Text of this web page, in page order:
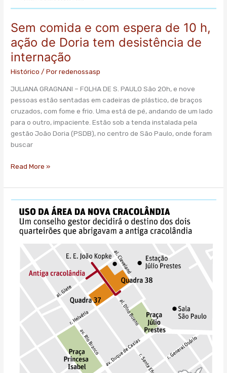
Sem comida e com espera de 10 h,
ação de Doria tem desistência de
internação
Histórico / Porredenossasp
JULIANA GRAGNANI – FOLHA DE S. PAULO São 20h, e nove
pessoas estão sentadas em cadeiras de plástico, de braços
cruzados, com fome e frio. Uma está de pé, andando de um lado
para o outro, impaciente. Estão sob a tenda instalada pela
gestão João Doria (PSDB), no centro de São Paulo, onde foram
buscar
Read More »
prepara
para
definir
antiga
cracolândia